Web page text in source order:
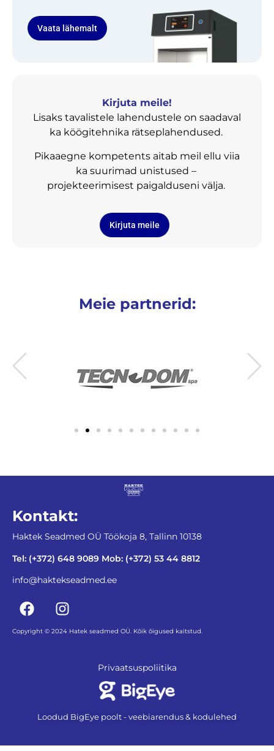
Vaata lähemalt
Kirjuta meile!
Lisaks tavalistele lahendustele on saadaval
ka köögitehnika rätseplahendused.
Pikaaegne kompetents aitab meil ellu viia
ka suurimad unistused –
projekteerimisest paigalduseni välja.
Kirjuta meile
Meie partnerid:
Kontakt:
Haktek Seadmed OÜ Töökoja 8, Tallinn 10138
Tel: (+372) 648 9089 Mob: (+372) 53 44 8812
info@haktekseadmed.ee
Copyright © 2024 Hatek seadmed OÜ. Kõik õigused kaitstud.
Privaatsuspoliitika
Loodud BigEye poolt - veebiarendus & kodulehed